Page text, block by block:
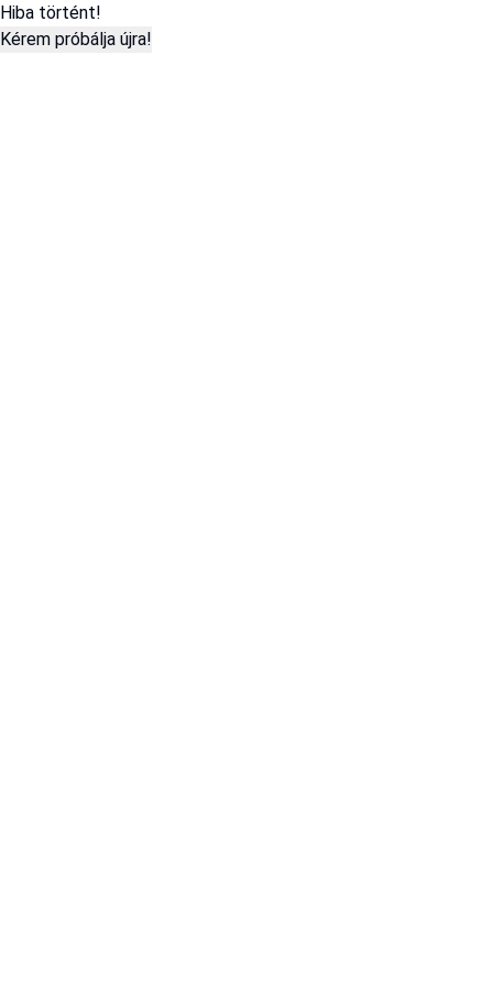
Hiba történt!
Kérem próbálja újra!